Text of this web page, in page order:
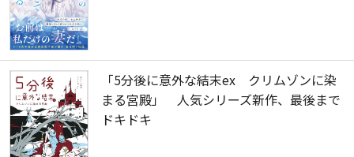
「5分後に意外な結末ex クリムゾンに染
まる宮殿」 人気シリーズ新作、最後まで
ドキドキ